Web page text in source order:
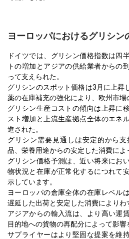
ヨーロッパにおけるグリシン
ドイツでは、グリシン価格指数は四
トの増加とアジアの供給業者からの
って支えられた。
グリシンのスポット価格は3月に上昇
薬の在庫補充の強化により、欧州市場
グリシン生産コストの傾向は上昇に
スト増加と上流生産拠点全体のエネ
進された。
グリシン需要見通しは安定的から
品、栄養用途からの安定した消費によ
グリシン価格予測は、近い将来にお
物状況と在庫が正常化するにつれて
示しています。
ヨーロッパの倉庫全体の在庫レベル
遅延した出荷と安定した消費によりわ
アジアからの輸入流は、より高い運
目的地への貨物の再配分によって影響
サプライヤーはより堅固な提案を維